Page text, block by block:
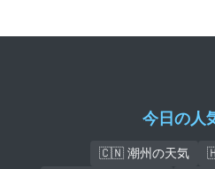
今日の人
🇨🇳 潮州の天気